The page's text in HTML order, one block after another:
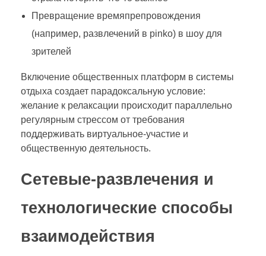
Превращение времяпрепровождения
(например, развлечений в pinko) в шоу для
зрителей
Включение общественных платформ в системы
отдыха создает парадоксальную условие:
желание к релаксации происходит параллельно
регулярным стрессом от требования
поддерживать виртуальное-участие и
общественную деятельность.
Сетевые-развлечения и
технологические способы
взаимодействия